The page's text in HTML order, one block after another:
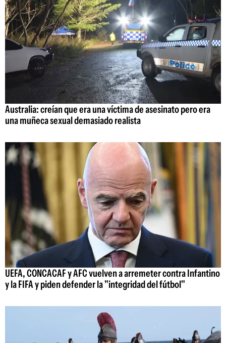
Australia: creían que era una víctima de asesinato pero era
una muñeca sexual demasiado realista
UEFA, CONCACAF y AFC vuelven a arremeter contra Infantino
y la FIFA y piden defender la "integridad del fútbol"